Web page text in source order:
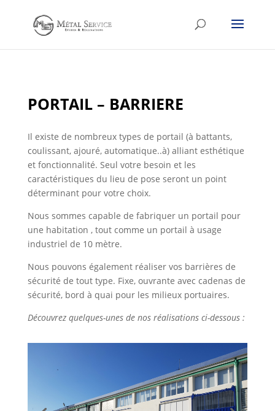
PORTAIL – BARRIERE
Il existe de nombreux types de portail (à battants,
coulissant, ajouré, automatique..à) alliant esthétique
et fonctionnalité. Seul votre besoin et les
caractéristiques du lieu de pose seront un point
déterminant pour votre choix.
Nous sommes capable de fabriquer un portail pour
une habitation , tout comme un portail à usage
industriel de 10 mètre.
Nous pouvons également réaliser vos barrières de
sécurité de tout type. Fixe, ouvrante avec cadenas de
sécurité, bord à quai pour les milieux portuaires.
Découvrez quelques-unes de nos réalisations ci-dessous :